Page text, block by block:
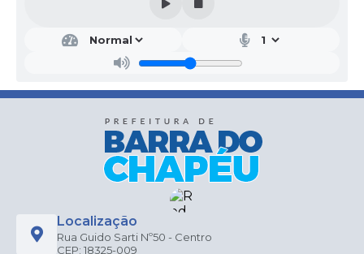
Localização
Rua Guido Sarti Nº50 - Centro
CEP: 18325-009